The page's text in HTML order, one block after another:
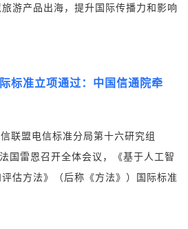
游产品出海，提升国际传播力和影响
标准立项通过：中国信通院牵
联盟电信标准分局第十六研究组
国雷恩召开全体会议，《基于人工智
估方法》（后称《方法》）国际标准